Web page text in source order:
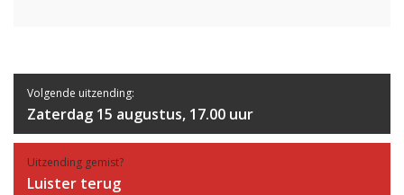
Volgende uitzending:
Zaterdag 15 augustus, 17.00 uur
Uitzending gemist?
Luister terug